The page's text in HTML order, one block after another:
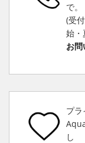
で。
(受
始・
お
プ
し